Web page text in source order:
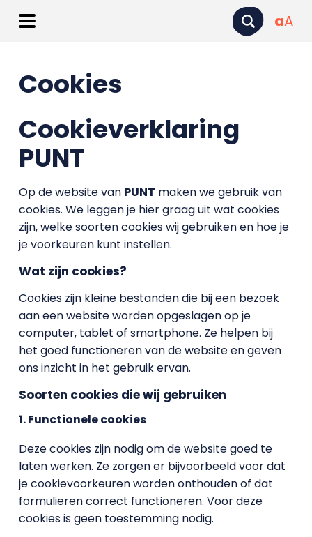
aA
Cookies
Cookieverklaring
PUNT
Op de website van PUNT maken we gebruik van
cookies. We leggen je hier graag uit wat cookies
zijn, welke soorten cookies wij gebruiken en hoe je
je voorkeuren kunt instellen.
Wat zijn cookies?
Cookies zijn kleine bestanden die bij een bezoek
aan een website worden opgeslagen op je
computer, tablet of smartphone. Ze helpen bij
het goed functioneren van de website en geven
ons inzicht in het gebruik ervan.
Soorten cookies die wij gebruiken
1. Functionele cookies
Deze cookies zijn nodig om de website goed te
laten werken. Ze zorgen er bijvoorbeeld voor dat
je cookievoorkeuren worden onthouden of dat
formulieren correct functioneren. Voor deze
cookies is geen toestemming nodig.